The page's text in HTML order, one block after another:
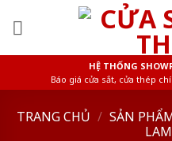
HỆ THỐNG
Báo giá cửa sắt, cửa thép
TRANG CHỦ / SẢN